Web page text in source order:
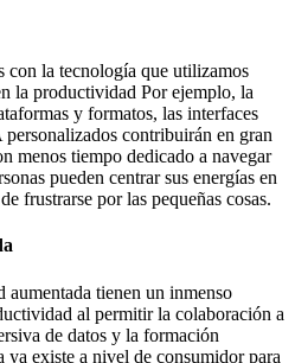
con la tecnología que utilizamos
la productividad Por ejemplo, la
y formatos, las interfaces
contribuirán en gran
menos tiempo dedicado a navegar
pueden centrar sus energías en
frustrarse por las pequeñas cosas.
tienen un inmenso
al permitir la colaboración a
de datos y la formación
existe a nivel de consumidor para